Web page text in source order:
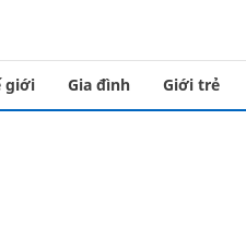
giới Gia đình Giới trẻ